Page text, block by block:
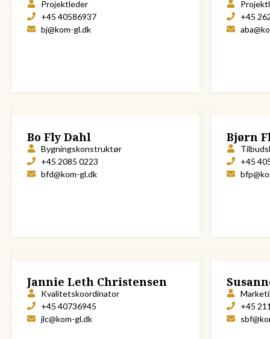
Projektleder
+45 40586937
bj@kom-gl.dk
+45
Bo Fly Dahl
Bygningskonstruktør
+45 2085 0223
bfd@kom-gl.dk
Bjørn
+45
Jannie Leth Christensen
Kvalitetskoordinator
+45 40736945
jlc@kom-gl.dk
+45